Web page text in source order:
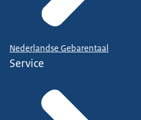
Nederlandse Gebarentaal
Service